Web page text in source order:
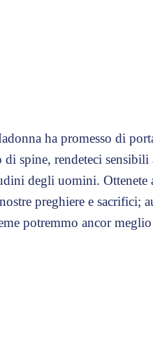
ha promesso di
spine, rendeteci sensibili
degli uomini. Ottenete
preghiere e sacrifici;
potremmo ancor